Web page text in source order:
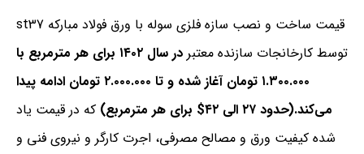
قیمت ساخت و نصب سازه فلزی سوله با ورق فولاد مبارکه st37
توسط کارخانجات سازنده معتبر
در سال ۱۴۰۲ برای هر مترمربع با
۱.۳۰۰.۰۰۰ تومان آغاز شده و تا ۲.۰۰۰.۰۰۰ تومان ادامه پیدا
می‌کند.(حدود ۲۷ الی ۴۲$ برای هر مترمربع)
که در قیمت یاد
شده کیفیت ورق و مصالح مصرفی، اجرت کارگر و نیروی فنی و